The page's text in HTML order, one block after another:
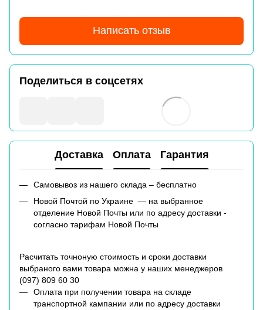
Написать отзыв
Поделиться в соцсетях
Доставка Оплата Гарантия
Самовывоз из нашего склада – бесплатно
Новой Почтой по Украине — на выбранное
отделение Новой Почты или по адресу доставки -
согласно тарифам Новой Почты
Расчитать точноную стоимость и сроки доставки
выбраного вами товара можна у наших менеджеров
(097) 809 60 30
Оплата при получении товара на складе
транспортной кампании или по адресу доставки